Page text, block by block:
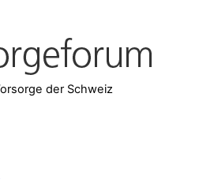
der Schweiz